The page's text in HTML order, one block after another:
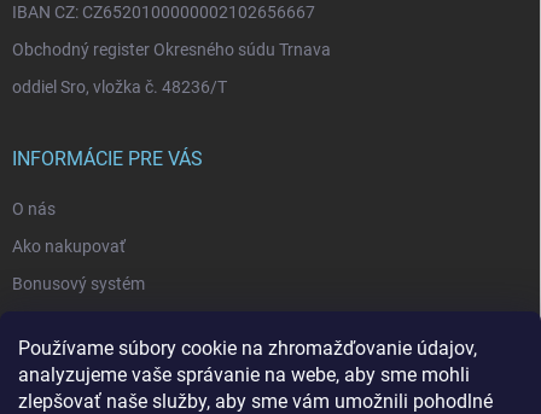
Používame súbory cookie na zhromažďovanie údajov,
analyzujeme vaše správanie na webe, aby sme mohli
zlepšovať naše služby, aby sme vám umožnili pohodlné
IBAN CZ: CZ6520100000002102656667
Obchodný register Okresného súdu Trnava
oddiel Sro, vložka č. 48236/T
INFORMÁCIE PRE VÁS
O nás
Ako nakupovať
Bonusový systém
Blog - najnovšie články
Obchodné podmienky